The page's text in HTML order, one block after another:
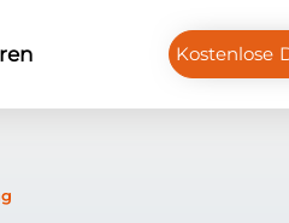
Kostenlose